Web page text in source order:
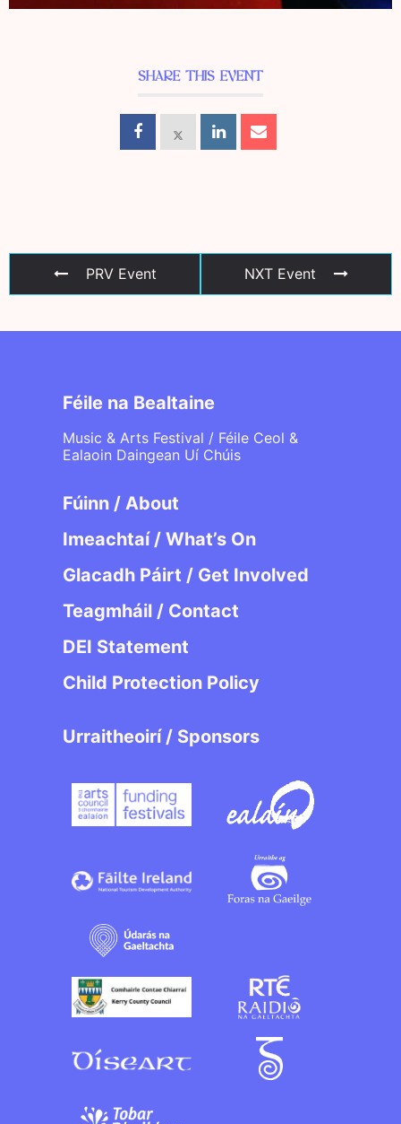
SHARE THIS EVENT
PRV Event NXT Event
Féile na Bealtaine
Music & Arts Festival / Féile Ceol &
Ealaoin Daingean Uí Chúis
Fúinn / About
Imeachtaí / What’s On
Glacadh Páirt / Get Involved
Teagmháil / Contact
DEI Statement
Child Protection Policy
Urraitheoirí / Sponsors